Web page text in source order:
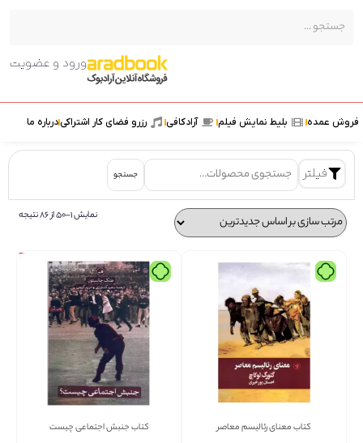
ورود و عضویت
عمده بلیط نمایش فیلم آرادکافی رزرو فضای کار اشتراکیدرباره ما
فیلتر جستجو
نمایش 1–50 از 86 نتیجه
کتاب معنای رئالیسم معاصر کتاب جنبش اجتماعی چیست